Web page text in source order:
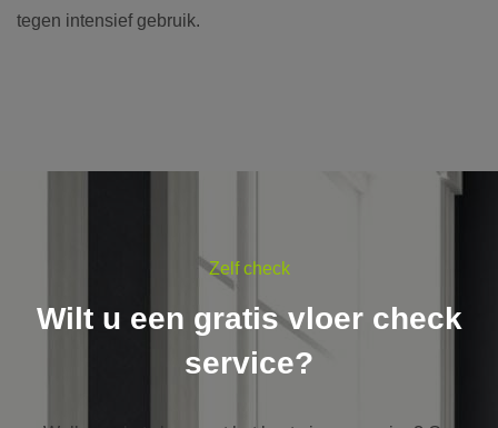
tegen intensief gebruik.
Zelf check
Wilt u een gratis vloer check
service?